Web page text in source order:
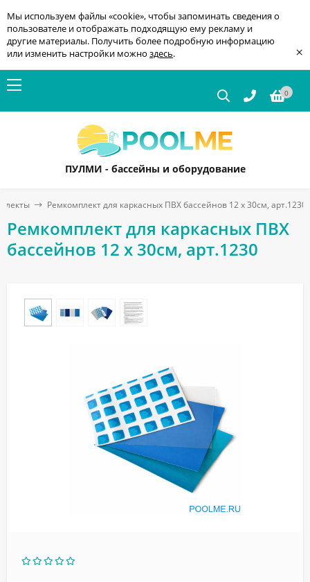
Мы используем файлы «cookie», чтобы запоминать сведения о
пользователе и отображать подходящую ему рекламу и
другие материалы. Получить более подробную информацию
или изменить настройки можно здесь. ×
0
ПУЛМИ - бассейны и оборудование
Ремкомплект для каркасных ПВХ бассейнов 12 x 30см, арт.1230
Ремкомплект для каркасных ПВХ
бассейнов 12 x 30см, арт.1230